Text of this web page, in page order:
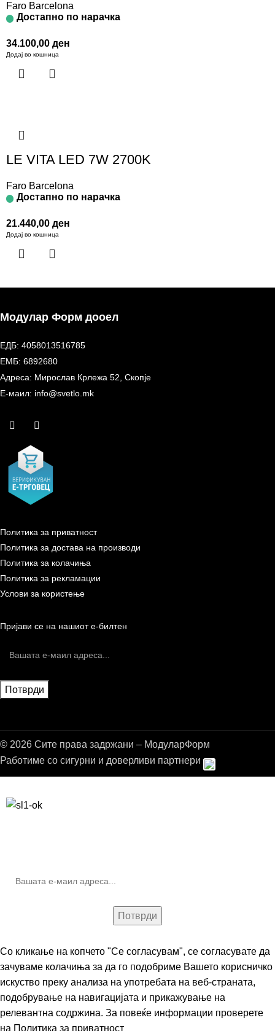
Faro Barcelona
Достапно по нарачка
34.100,00 ден
Додај во кошница
LE VITA LED 7W 2700K
Faro Barcelona
Достапно по нарачка
21.440,00 ден
Додај во кошница
Модулар Форм дооел
ЕДБ: 4058013516785
ЕМБ: 6892680
Адреса: Мирослав Крлежа 52, Скопје
Е-маил: info@svetlo.mk
Политика за приватност
Политика за достава на производи
Политика за колачиња
Политика за рекламации
Услови за користење
Пријави се на нашиот е-билтен
© 2026 Сите права задржани – МодуларФорм
Работиме со сигурни и доверливи партнери
Со кликање на копчето "Се согласувам", се согласувате да
зачуваме колачиња за да го подобриме Вашето корисничко
искуство преку анализа на употребата на веб-страната,
подобрување на навигацијата и прикажување на
релевантна содржина. За повеќе информации проверете
на Политика за приватност